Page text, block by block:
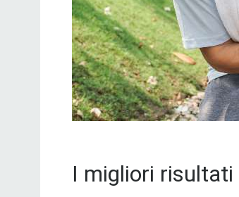
I migliori risultati